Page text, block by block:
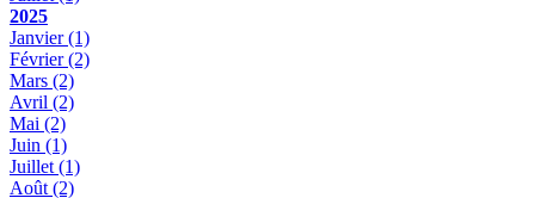
2025
Janvier(1)
Février(2)
Mars (2)
Avril (2)
Mai (2)
Juin (1)
Juillet (1)
Août (2)